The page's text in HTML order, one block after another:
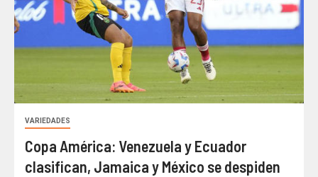
VARIEDADES
Copa América: Venezuela y Ecuador
clasifican, Jamaica y México se despiden